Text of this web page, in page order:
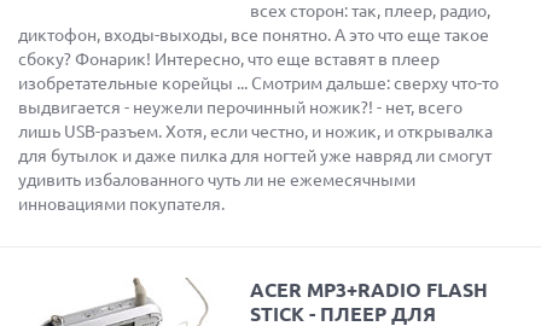
всех сторон: так, плеер, радио,
диктофон, входы-выходы, все понятно. А это что еще такое
сбоку? Фонарик! Интересно, что еще вставят в плеер
изобретательные корейцы ... Смотрим дальше: сверху что-то
выдвигается - неужели перочинный ножик?! - нет, всего
лишь USB-разъем. Хотя, если честно, и ножик, и открывалка
для бутылок и даже пилка для ногтей уже навряд ли смогут
удивить избалованного чуть ли не ежемесячными
инновациями покупателя.
ACER MP3+RADIO FLASH
STICK - ПЛЕЕР ДЛЯ